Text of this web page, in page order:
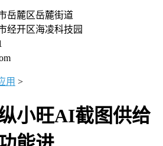
岳麓区岳麓街道
经开区海凌科技园
用 >
小旺AI截图供给